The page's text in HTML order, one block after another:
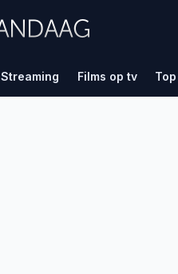
Streaming Films op tv